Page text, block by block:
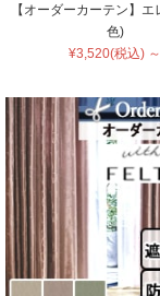
【オーダーカーテン】エ
色)
¥3,520(税込) ～